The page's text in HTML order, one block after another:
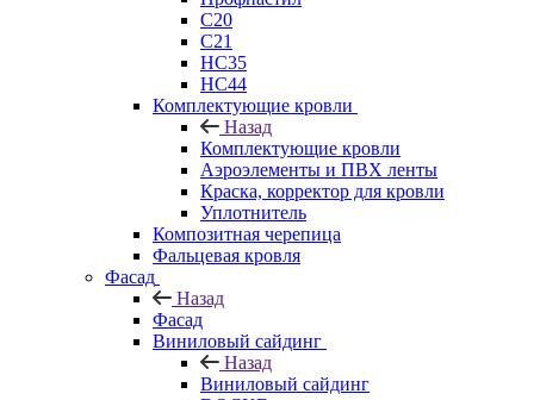
C20
C21
НС35
НС44
Комплектующие кровли
Назад
Комплектующие кровли
Аэроэлементы и ПВХ ленты
Краска, корректор для кровли
Уплотнитель
Композитная черепица
Фальцевая кровля
Фасад
Назад
Фасад
Виниловый сайдинг
Назад
Виниловый сайдинг